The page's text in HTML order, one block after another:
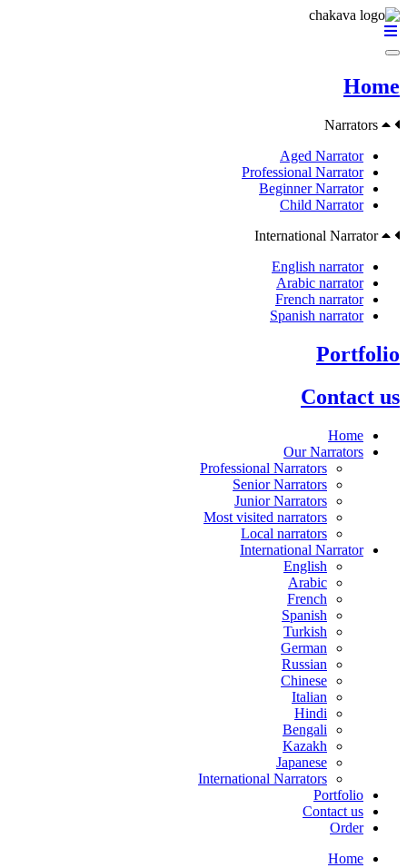
Home
Narrators
Aged Narrator
Professional Narrator
Beginner Narrator
Child Narrator
International Narrator
English narrator
Arabic narrator
French narrator
Spanish narrator
Portfolio
Contact us
Home
Our Narrators
Professional Narrators
Senior Narrators
Junior Narrators
Most visited narrators
Local narrators
International Narrator
English
Arabic
French
Spanish
Turkish
German
Russian
Chinese
Italian
Hindi
Bengali
Kazakh
Japanese
International Narrators
Portfolio
Contact us
Order
Home